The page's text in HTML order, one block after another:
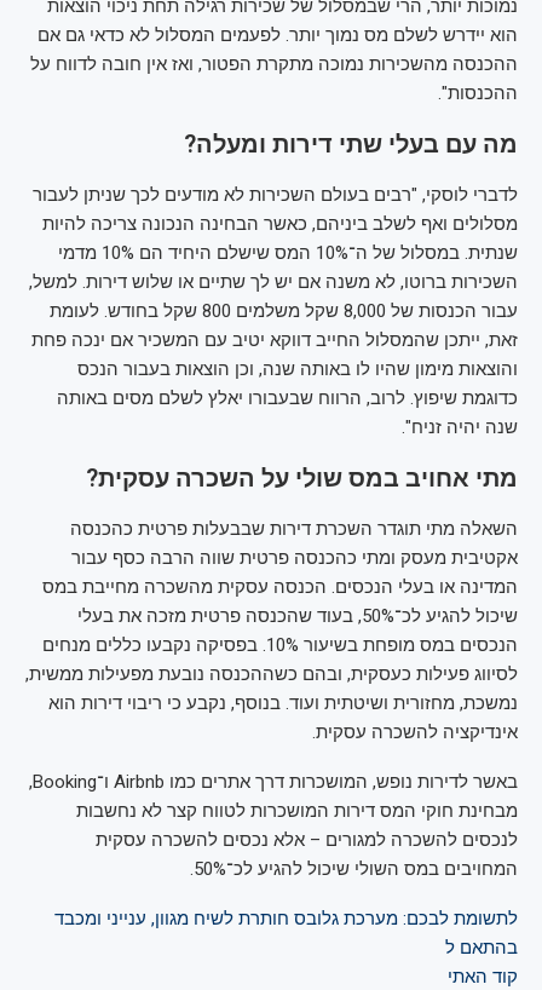
נמוכות יותר, הרי שבמסלול של שכירות רגילה תחת ניכוי הוצאות
הוא יידרש לשלם מס נמוך יותר. לפעמים המסלול לא כדאי גם אם
ההכנסה מהשכירות נמוכה מתקרת הפטור, ואז אין חובה לדווח על
ההכנסות".
מה עם בעלי שתי דירות ומעלה?
לדברי לוסקי, "רבים בעולם השכירות לא מודעים לכך שניתן לעבור
מסלולים ואף לשלב ביניהם, כאשר הבחינה הנכונה צריכה להיות
שנתית. במסלול של ה־10% המס שישלם היחיד הם 10% מדמי
השכירות ברוטו, לא משנה אם יש לך שתיים או שלוש דירות. למשל,
עבור הכנסות של 8,000 שקל משלמים 800 שקל בחודש. לעומת
זאת, ייתכן שהמסלול החייב דווקא יטיב עם המשכיר אם ינכה פחת
והוצאות מימון שהיו לו באותה שנה, וכן הוצאות בעבור הנכס
כדוגמת שיפוץ. לרוב, הרווח שבעבורו יאלץ לשלם מסים באותה
שנה יהיה זניח".
מתי אחויב במס שולי על השכרה עסקית?
השאלה מתי תוגדר השכרת דירות שבבעלות פרטית כהכנסה
אקטיבית מעסק ומתי כהכנסה פרטית שווה הרבה כסף עבור
המדינה או בעלי הנכסים. הכנסה עסקית מהשכרה מחייבת במס
שיכול להגיע לכ־50%, בעוד שהכנסה פרטית מזכה את בעלי
הנכסים במס מופחת בשיעור 10%. בפסיקה נקבעו כללים מנחים
לסיווג פעילות כעסקית, ובהם כשההכנסה נובעת מפעילות ממשית,
נמשכת, מחזורית ושיטתית ועוד. בנוסף, נקבע כי ריבוי דירות הוא
אינדיקציה להשכרה עסקית.
באשר לדירות נופש, המושכרות דרך אתרים כמו Airbnb ו־Booking,
מבחינת חוקי המס דירות המושכרות לטווח קצר לא נחשבות
לנכסים להשכרה למגורים – אלא נכסים להשכרה עסקית
המחויבים במס השולי שיכול להגיע לכ־50%.
לתשומת לבכם: מערכת גלובס חותרת לשיח מגוון, ענייני ומכבד
בהתאם ל
קוד האתי